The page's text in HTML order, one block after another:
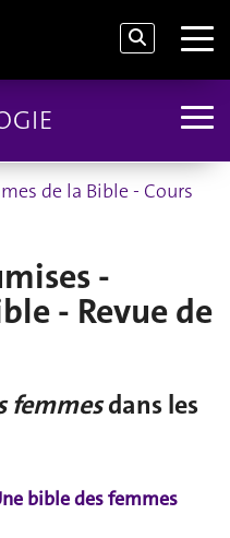
de la Bible - Cours
-
- Revue de
femmesdans les
bible des femmes